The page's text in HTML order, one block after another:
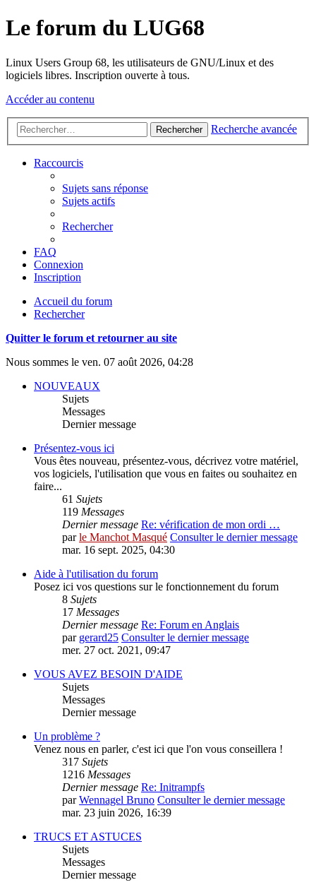
Le forum du LUG68
Linux Users Group 68, les utilisateurs de GNU/Linux et des
logiciels libres. Inscription ouverte à tous.
Accéder au contenu
Rechercher Recherche avancée
Raccourcis
Sujets sans réponse
Sujets actifs
Rechercher
FAQ
Connexion
Inscription
Accueil du forum
Rechercher
Quitter le forum et retourner au site
Nous sommes le ven. 07 août 2026, 04:28
NOUVEAUX
Sujets
Messages
Dernier message
Présentez-vous ici
Vous êtes nouveau, présentez-vous, décrivez votre matériel,
vos logiciels, l'utilisation que vous en faites ou souhaitez en
faire...
61 Sujets
119 Messages
Dernier message Re: vérification de mon ordi …
parle Manchot Masqué Consulter le dernier message
mar. 16 sept. 2025, 04:30
Aide à l'utilisation du forum
Posez ici vos questions sur le fonctionnement du forum
8 Sujets
17 Messages
Dernier message Re: Forum en Anglais
par gerard25 Consulter le dernier message
mer. 27 oct. 2021, 09:47
VOUS AVEZ BESOIN D'AIDE
Sujets
Messages
Dernier message
Un problème ?
Venez nous en parler, c'est ici que l'on vous conseillera !
317 Sujets
1216 Messages
Dernier message Re: Initrampfs
parWennagel Bruno Consulter le dernier message
mar. 23 juin 2026, 16:39
TRUCS ET ASTUCES
Sujets
Messages
Dernier message